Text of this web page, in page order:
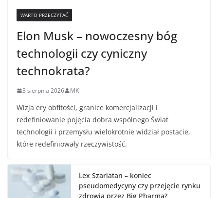
WARTO PRZECZYTAĆ
Elon Musk – nowoczesny bóg
technologii czy cyniczny
technokrata?
3 sierpnia 2026 MK
Wizja ery obfitości, granice komercjalizacji i
redefiniowanie pojęcia dobra wspólnego Świat
technologii i przemysłu wielokrotnie widział postacie,
które redefiniowały rzeczywistość.
Lex Szarlatan – koniec
pseudomedycyny czy przejęcie rynku
zdrowia przez Big Pharma?